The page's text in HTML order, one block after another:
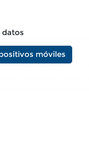
datos
móviles